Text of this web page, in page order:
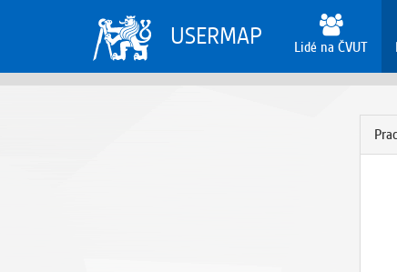
USERMAP Lidé na ČVUT